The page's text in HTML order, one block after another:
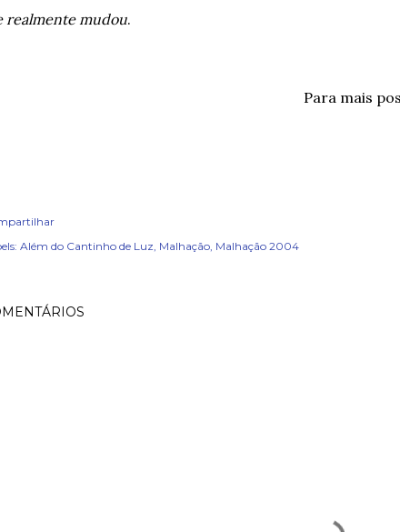
realmente mudou.
Para mais
Além do Cantinho de Luz Malhação Malhação 2004